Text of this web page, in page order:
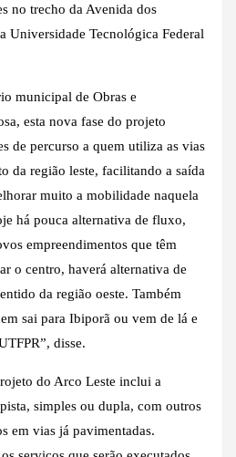
no trecho da Avenida dos
Universidade Tecnológica Federal
municipal de Obras e
esta nova fase do projeto
de percurso a quem utiliza as vias
da região leste, facilitando a saída
muito a mobilidade naquela
há pouca alternativa de fluxo,
empreendimentos que têm
o centro, haverá alternativa de
da região oeste. Também
sai para Ibiporã ou vem de lá e
disse.
do Arco Leste inclui a
simples ou dupla, com outros
em vias já pavimentadas.